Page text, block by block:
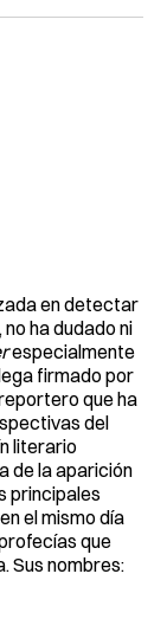
en detectar
ha dudado ni
especialmente
firmado por
que ha
del
literario
de la aparición
principales
el mismo día
que
Sus nombres: